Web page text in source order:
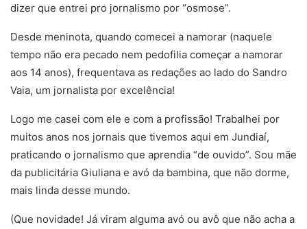
dizer que entrei pro jornalismo por “osmose”.
Desde meninota, quando comecei a namorar (naquele
tempo não era pecado nem pedofilia começar a namorar
aos 14 anos), frequentava as redações ao lado do Sandro
Vaia, um jornalista por excelência!
Logo me casei com ele e com a profissão! Trabalhei por
muitos anos nos jornais que tivemos aqui em Jundiaí,
praticando o jornalismo que aprendia “de ouvido”. Sou mãe
da publicitária Giuliana e avó da bambina, que não dorme,
mais linda desse mundo.
(Que novidade! Já viram alguma avó ou avô que não acha a